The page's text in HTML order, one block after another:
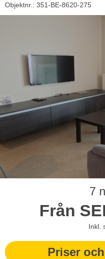
Objektnr.: 351-BE-8620-275
7
Från
Inkl.
Priser